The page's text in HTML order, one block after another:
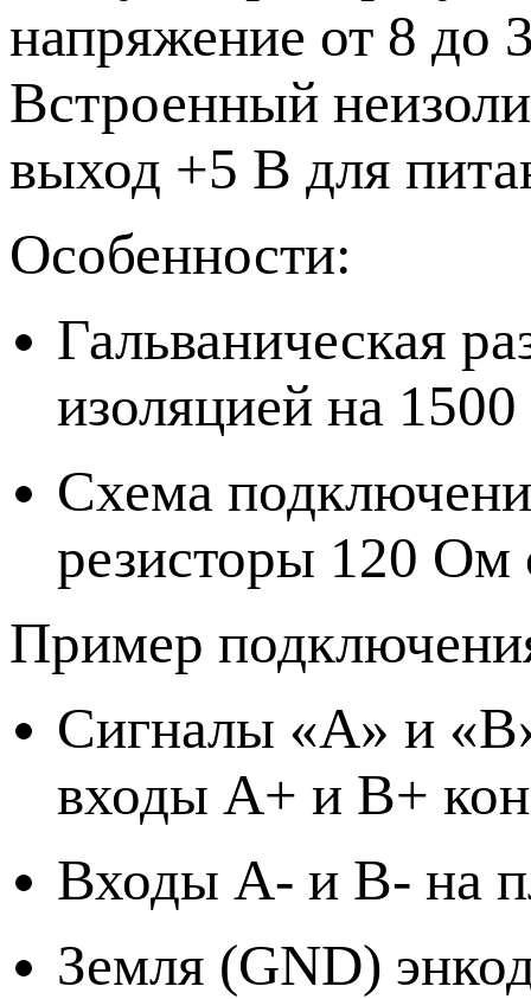
напряжение от 8 до
Встроенный
выход +5 В для
Особенности:
Гальваническая
изоляцией на
Схема
резисторы 120 Ом
Пример
Сигналы «A» и
входы А+ и В+
Входы А- и В- на
Земля (GND)